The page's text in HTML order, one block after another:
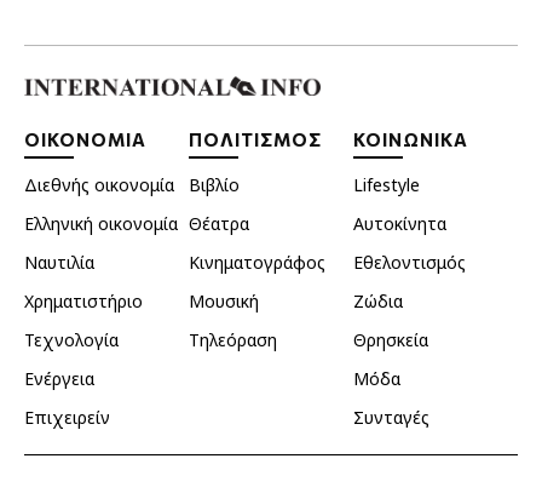
ΟΙΚΟΝΟΜΙΑ
Διεθνής οικονομία
Ελληνική οικονομία
Ναυτιλία
Χρηματιστήριο
Τεχνολογία
Ενέργεια
Επιχειρείν
ΠΟΛΙΤΙΣΜΟΣ
Βιβλίο
Θέατρα
Κινηματογράφος
Μουσική
Τηλεόραση
ΚΟΙΝΩΝΙΚΑ
Lifestyle
Αυτοκίνητα
Εθελοντισμός
Ζώδια
Θρησκεία
Μόδα
Συνταγές